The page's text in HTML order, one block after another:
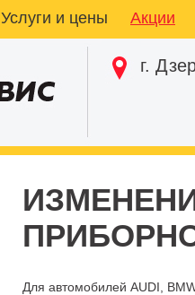
Услуги и цены Акции
г.
Для автомобилей AUDI,